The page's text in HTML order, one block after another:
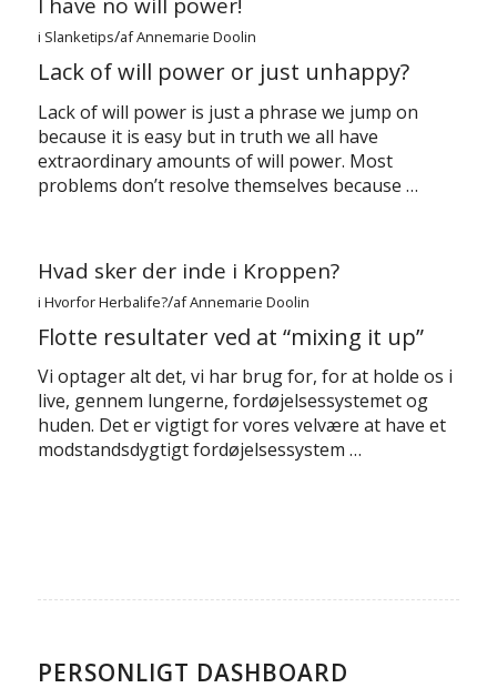
I have no will power!
i Slanketips/afAnnemarie Doolin
Lack of will power or just unhappy?
Lack of will power is just a phrase we jump on
because it is easy but in truth we all have
extraordinary amounts of will power. Most
problems don’t resolve themselves because …
Hvad sker der inde i Kroppen?
i Hvorfor Herbalife?/afAnnemarie Doolin
Flotte resultater ved at “mixing it up”
Vi optager alt det, vi har brug for, for at holde os i
live, gennem lungerne, fordøjelsessystemet og
huden. Det er vigtigt for vores velvære at have et
modstandsdygtigt fordøjelsessystem …
PERSONLIGT DASHBOARD